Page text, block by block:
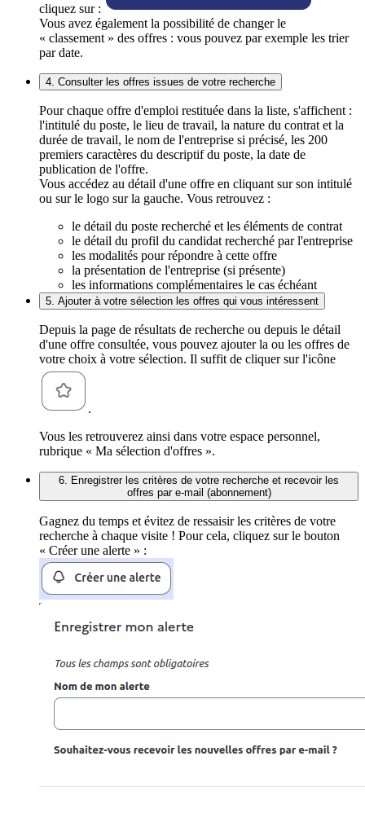
cliquez sur :
Vous avez également la possibilité de changer le
« classement » des offres : vous pouvez par exemple les trier
par date.
4. Consulter les offres issues de votre recherche
Pour chaque offre d'emploi restituée dans la liste, s'affichent :
l'intitulé du poste, le lieu de travail, la nature du contrat et la
durée de travail, le nom de l'entreprise si précisé, les 200
premiers caractères du descriptif du poste, la date de
publication de l'offre.
Vous accédez au détail d'une offre en cliquant sur son intitulé
ou sur le logo sur la gauche. Vous retrouvez :
le détail du poste recherché et les éléments de contrat
le détail du profil du candidat recherché par l'entreprise
les modalités pour répondre à cette offre
la présentation de l'entreprise (si présente)
les informations complémentaires le cas échéant
5. Ajouter à votre sélection les offres qui vous intéressent
Depuis la page de résultats de recherche ou depuis le détail
d'une offre consultée, vous pouvez ajouter la ou les offres de
votre choix à votre sélection. Il suffit de cliquer sur l'icône
.
Vous les retrouverez ainsi dans votre espace personnel,
rubrique « Ma sélection d'offres ».
6. Enregistrer les critères de votre recherche et recevoir les
offres par e-mail (abonnement)
Gagnez du temps et évitez de ressaisir les critères de votre
recherche à chaque visite ! Pour cela, cliquez sur le bouton
« Créer une alerte » :